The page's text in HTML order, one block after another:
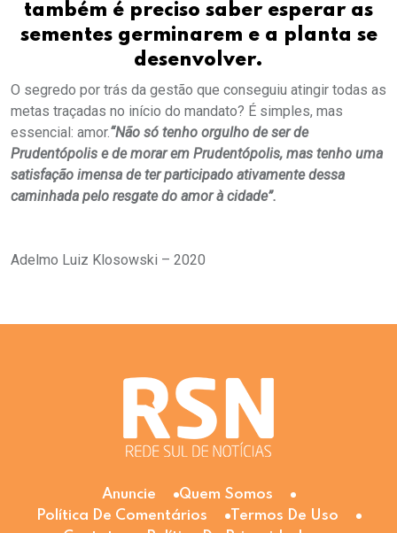
também é preciso saber esperar as
sementes germinarem e a planta se
desenvolver.
O segredo por trás da gestão que conseguiu atingir todas as
metas traçadas no início do mandato? É simples, mas
essencial: amor.“Não só tenho orgulho de ser de
Prudentópolis e de morar em Prudentópolis, mas tenho uma
satisfação imensa de ter participado ativamente dessa
caminhada pelo resgate do amor à cidade”.
Adelmo Luiz Klosowski – 2020
Anuncie
Quem Somos
Política De Comentários
Termos De Uso